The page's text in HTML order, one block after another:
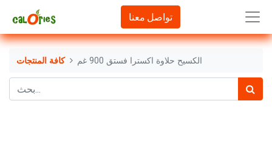
تواصل معنا
كافة المنتجات الكسيح حلاوة اكسترا فستق 900 غم